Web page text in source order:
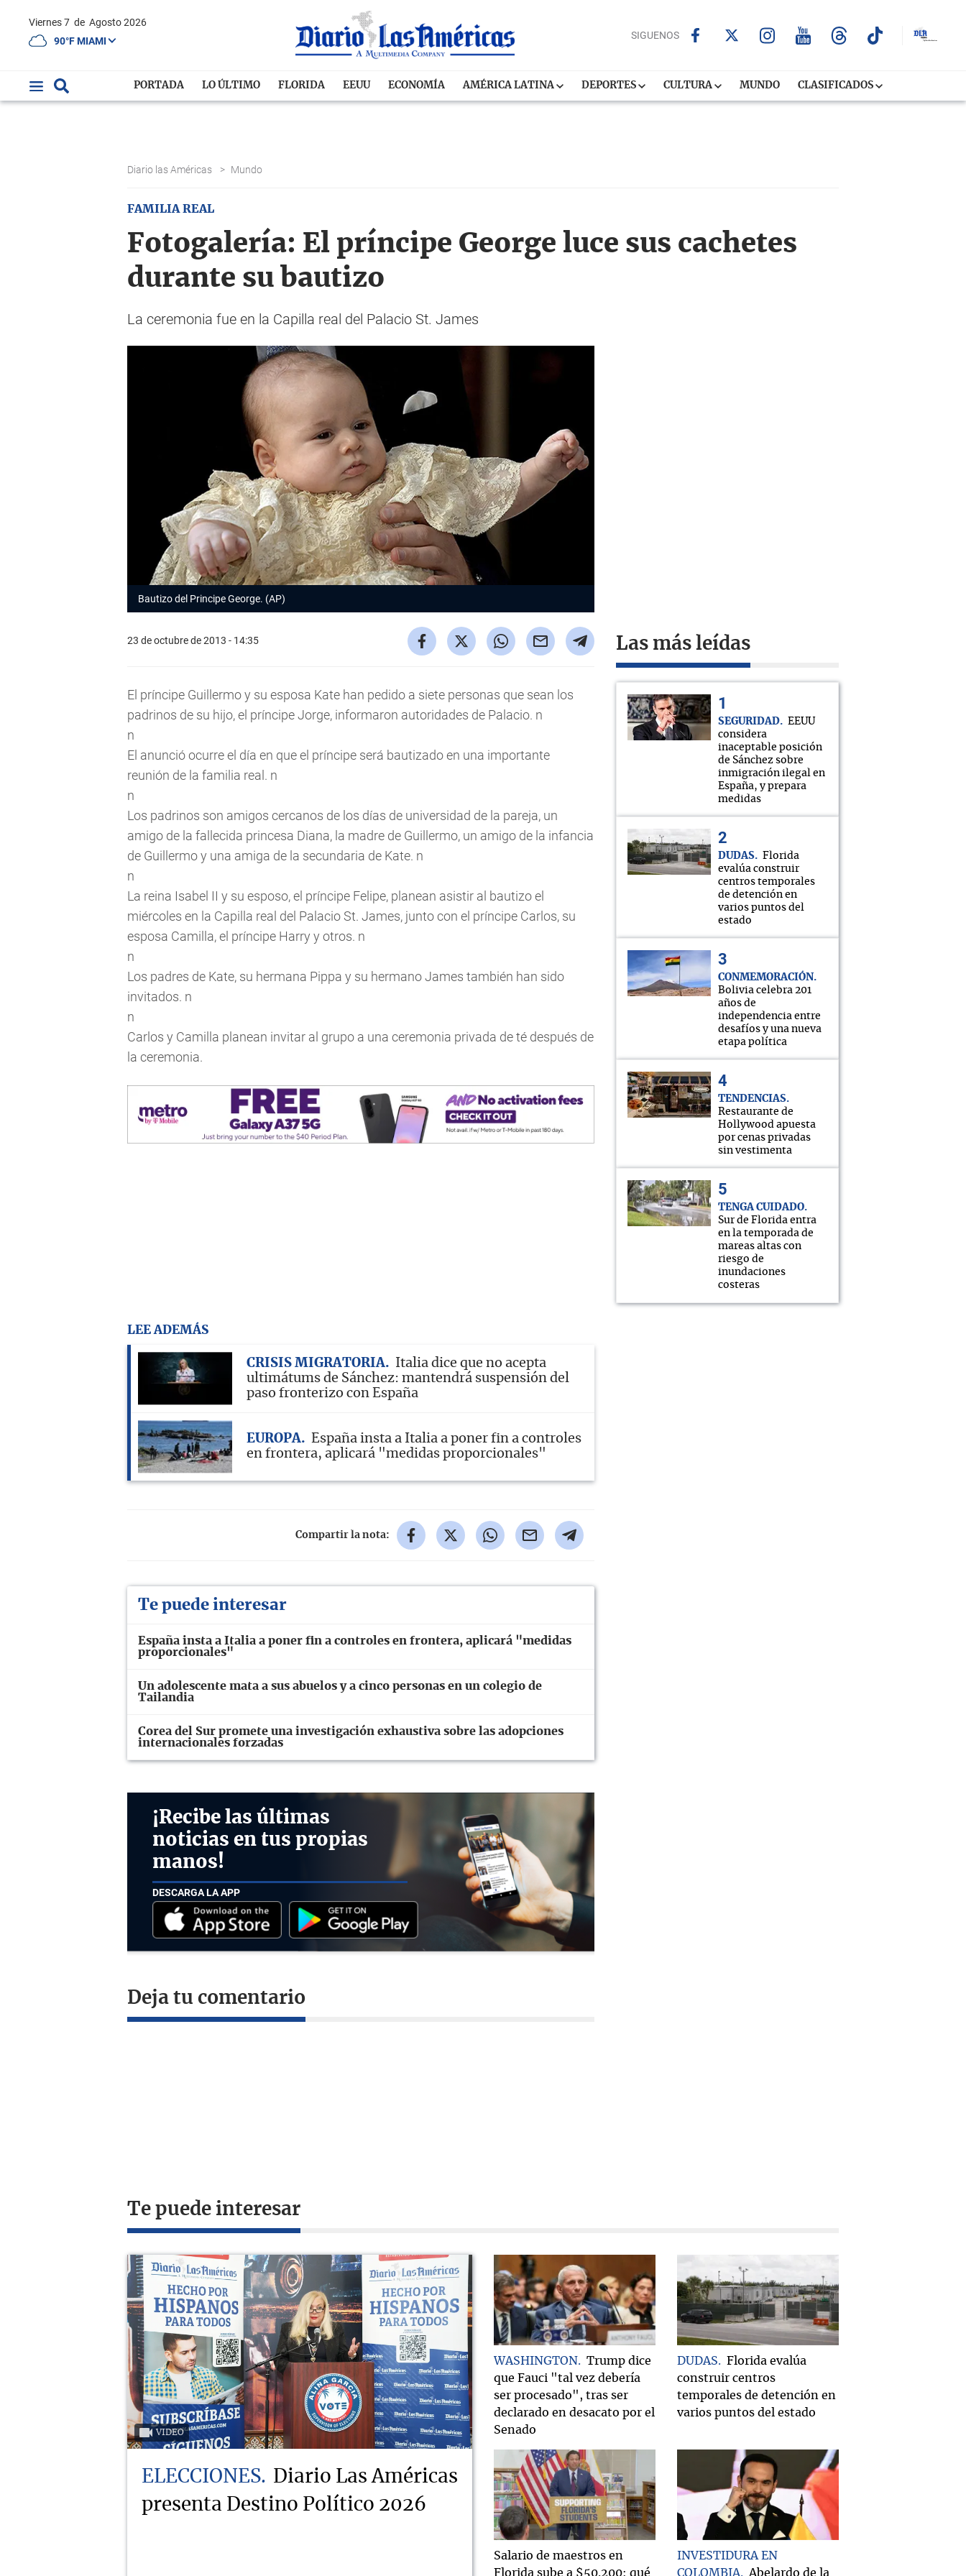
Viernes 7 de Agosto 2026
90°F MIAMI
SIGUENOS
PORTADA LO ÚLTIMO FLORIDA EEUU ECONOMÍA AMÉRICA LATINA DEPORTES CULTURA MUNDO CLASIFICADOS
Diario las Américas > Mundo
FAMILIA REAL
Fotogalería: El príncipe George luce sus cachetes
durante su bautizo
La ceremonia fue en la Capilla real del Palacio St. James
Bautizo del Principe George. (AP)
23 de octubre de 2013 - 14:35
El príncipe Guillermo y su esposa Kate han pedido a siete personas que sean los
padrinos de su hijo, el príncipe Jorge, informaron autoridades de Palacio. n
n
El anunció ocurre el día en que el príncipe será bautizado en una importante
reunión de la familia real. n
n
Los padrinos son amigos cercanos de los días de universidad de la pareja, un
amigo de la fallecida princesa Diana, la madre de Guillermo, un amigo de la infancia
de Guillermo y una amiga de la secundaria de Kate. n
n
La reina Isabel II y su esposo, el príncipe Felipe, planean asistir al bautizo el
miércoles en la Capilla real del Palacio St. James, junto con el príncipe Carlos, su
esposa Camilla, el príncipe Harry y otros. n
n
Los padres de Kate, su hermana Pippa y su hermano James también han sido
invitados. n
n
Carlos y Camilla planean invitar al grupo a una ceremonia privada de té después de
la ceremonia.
LEE ADEMÁS
CRISIS MIGRATORIA
Italia dice que no acepta
ultimátums de Sánchez: mantendrá suspensión del
paso fronterizo con España
EUROPA
España insta a Italia a poner fin a controles
en frontera, aplicará "medidas proporcionales"
Compartir la nota:
Te puede interesar
España insta a Italia a poner fin a controles en frontera, aplicará "medidas
proporcionales"
Un adolescente mata a sus abuelos y a cinco personas en un colegio de
Tailandia
Corea del Sur promete una investigación exhaustiva sobre las adopciones
internacionales forzadas
¡Recibe las últimas
noticias en tus propias
manos!
DESCARGA LA APP
Deja tu comentario
Las más leídas
SEGURIDAD
EEUU
considera
inaceptable posición
de Sánchez sobre
inmigración ilegal en
España, y prepara
medidas
DUDAS
Florida
evalúa construir
centros temporales
de detención en
varios puntos del
estado
CONMEMORACIÓN
Bolivia celebra 201
años de
independencia entre
desafíos y una nueva
etapa política
TENDENCIAS
Restaurante de
Hollywood apuesta
por cenas privadas
sin vestimenta
TENGA CUIDADO
Sur de Florida entra
en la temporada de
mareas altas con
riesgo de
inundaciones
costeras
Te puede interesar
VIDEO
ELECCIONES
Diario Las Américas
presenta Destino Político 2026
WASHINGTON
Trump dice
que Fauci "tal vez debería
ser procesado", tras ser
declarado en desacato por el
Senado
DUDAS
Florida evalúa
construir centros
temporales de detención en
varios puntos del estado
Salario de maestros en
Florida sube a $50.200: qué
INVESTIDURA EN
COLOMBIA
Abelardo de la